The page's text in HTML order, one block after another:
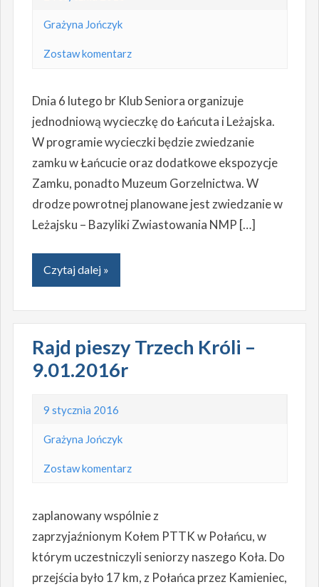
Grażyna Jończyk
Zostaw komentarz
Dnia 6 lutego br Klub Seniora organizuje
jednodniową wycieczkę do Łańcuta i Leżajska.
W programie wycieczki będzie zwiedzanie
zamku w Łańcucie oraz dodatkowe ekspozycje
Zamku, ponadto Muzeum Gorzelnictwa. W
drodze powrotnej planowane jest zwiedzanie w
Leżajsku – Bazyliki Zwiastowania NMP […]
Czytaj dalej »
Rajd pieszy Trzech Króli –
9.01.2016r
9 stycznia 2016
Grażyna Jończyk
Zostaw komentarz
zaplanowany wspólnie z
zaprzyjaźnionym Kołem PTTK w Połańcu, w
którym uczestniczyli seniorzy naszego Koła. Do
przejścia było 17 km, z Połańca przez Kamieniec,